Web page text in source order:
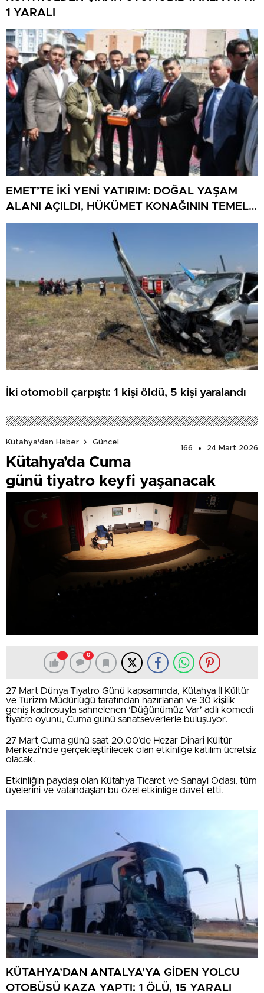
1 YARALI
EMET’TE İKİ YENİ YATIRIM: DOĞAL YAŞAM
ALANI AÇILDI, HÜKÜMET KONAĞININ TEMELİ
ATILDI
İki otomobil çarpıştı: 1 kişi öldü, 5 kişi yaralandı
Kütahya'dan Haber
Güncel
166
24 Mart 2026
Kütahya’da Cuma
günü tiyatro keyfi yaşanacak
0
27 Mart Dünya Tiyatro Günü kapsamında, Kütahya İl Kültür
ve Turizm Müdürlüğü tarafından hazırlanan ve 30 kişilik
geniş kadrosuyla sahnelenen ‘Düğünümüz Var’ adlı komedi
tiyatro oyunu, Cuma günü sanatseverlerle buluşuyor.
27 Mart Cuma günü saat 20.00’de Hezar Dinari Kültür
Merkezi’nde gerçekleştirilecek olan etkinliğe katılım ücretsiz
olacak.
Etkinliğin paydaşı olan Kütahya Ticaret ve Sanayi Odası, tüm
üyelerini ve vatandaşları bu özel etkinliğe davet etti.
KÜTAHYA’DAN ANTALYA’YA GİDEN YOLCU
OTOBÜSÜ KAZA YAPTI: 1 ÖLÜ, 15 YARALI